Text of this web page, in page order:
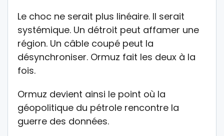
Le choc ne serait plus linéaire. Il serait
systémique. Un détroit peut affamer une
région. Un câble coupé peut la
désynchroniser. Ormuz fait les deux à la
fois.
Ormuz devient ainsi le point où la
géopolitique du pétrole rencontre la
guerre des données.